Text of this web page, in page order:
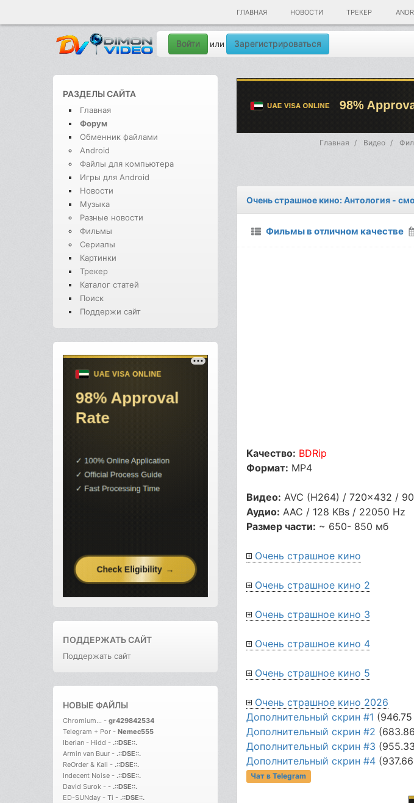
ГЛАВНАЯ НОВОСТИ ТРЕКЕР
Войти или Зарегистрироваться
РАЗДЕЛЫ САЙТА
Главная
Форум
Обменник файлами
Android
Файлы для компьютера
Игры для Android
Новости
Музыка
Разные новости
Фильмы
Сериалы
Картинки
Трекер
Каталог статей
Поиск
Поддержи сайт
ПОДДЕРЖАТЬ САЙТ
Поддержать сайт
НОВЫЕ ФАЙЛЫ
Chromium... - gr429842534
Telegram + Por - Nemec555
Iberian - Hidd - .::DSE::.
Armin van Buur - .::DSE::.
ReOrder & Kali - .::DSE::.
Indecent Noise - .::DSE::.
David Surok - - .::DSE::.
ED-SUNday - Ti - .::DSE::.
Главная Видео
Очень страшное кино: Антология -
Фильмы в отличном качестве
Качество: BDRip
Формат: MP4
Видео: AVC (H264) / 720x432 /
Аудио: AAC / 128 KBs / 22050 Hz
Размер части: ~ 650- 850 мб
Очень страшное кино
Очень страшное кино 2
Очень страшное кино 3
Очень страшное кино 4
Очень страшное кино 5
Очень страшное кино 2026
Дополнительный скрин #1 (946.75
Дополнительный скрин #2
Дополнительный скрин #3
Дополнительный скрин #4
Чат в Telegram